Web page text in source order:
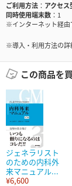
ご利用方法
アクセス
同時使用端末数
1
※インターネット経由
※導入・利用方法の詳
この商品を
ジェネラリスト
のための内科外
来マニュアル...
¥6,600